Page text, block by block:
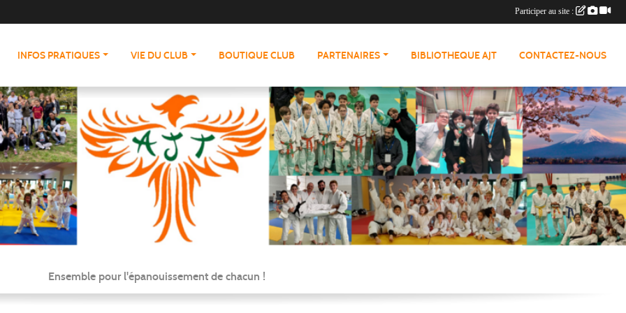
INFOS PRATIQUES VIE DU CLUB BOUTIQUE CLUB PARTENAIRES BIBLIOTHEQUE AJT CONTACTEZ-NOUS
Ensemble pour l'épanouissement de chacun !
Participer au site :